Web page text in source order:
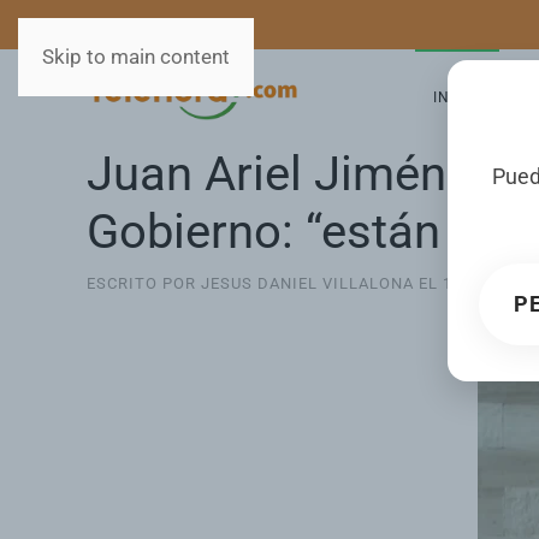
Skip to main content
INICIO
Juan Ariel Jiménez
Gobierno: “están
ESCRITO POR JESUS DANIEL VILLALONA EL 14